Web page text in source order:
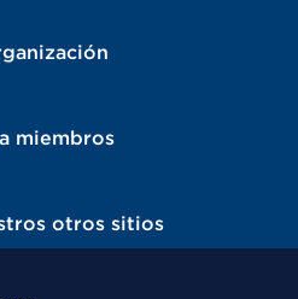
miembros
otros sitios